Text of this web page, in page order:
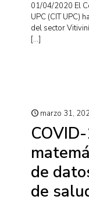
01/04/2020 El
UPC (CIT UPC)
del sector
[…]
marzo 31,
de
de